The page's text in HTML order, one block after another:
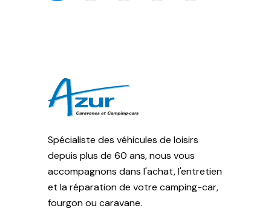
Spécialiste des véhicules de loisirs
depuis plus de 60 ans, nous vous
accompagnons dans l'achat, l'entretien
et la réparation de votre camping-car,
fourgon ou caravane.